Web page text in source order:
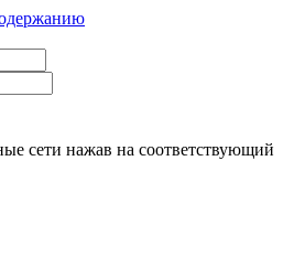
сети нажав на соответствующий